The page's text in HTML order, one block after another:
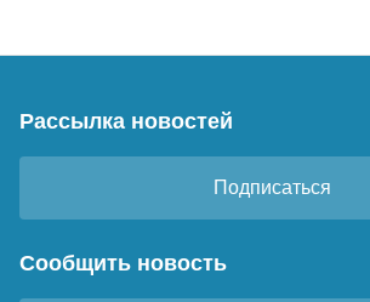
Рассылка новостей
Подписаться
Сообщить новость